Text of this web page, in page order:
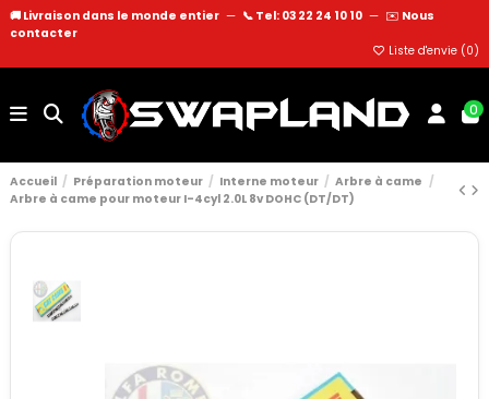
🚚 Livraison dans le monde entier — 📞 Tel: 03 22 24 10 10 — ✉️ Nous
contacter
Liste d'envie (0)
0
Accueil Préparation moteur Interne moteur
Arbre à came
Arbre à came pour moteur I-4cyl 2.0L 8v DOHC (DT/DT)